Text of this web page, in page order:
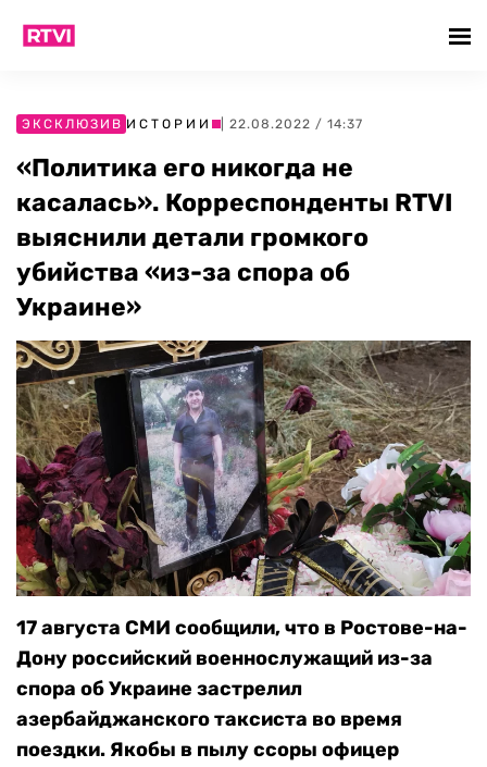
ЭКСКЛЮЗИВ ИСТОРИИ | 22.08.2022 / 14:37
«Политика его никогда не
касалась». Корреспонденты RTVI
выяснили детали громкого
убийства «из-за спора об
Украине»
17 августа СМИ сообщили, что в Ростове-на-
Дону российский военнослужащий из-за
спора об Украине застрелил
азербайджанского таксиста во время
поездки. Якобы в пылу ссоры офицер